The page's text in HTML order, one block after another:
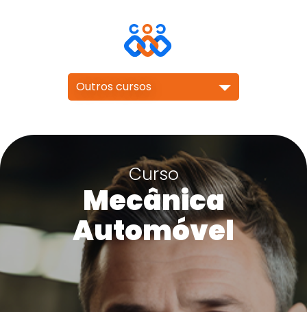
Outros cursos
Curso
Mecânica
Automóvel